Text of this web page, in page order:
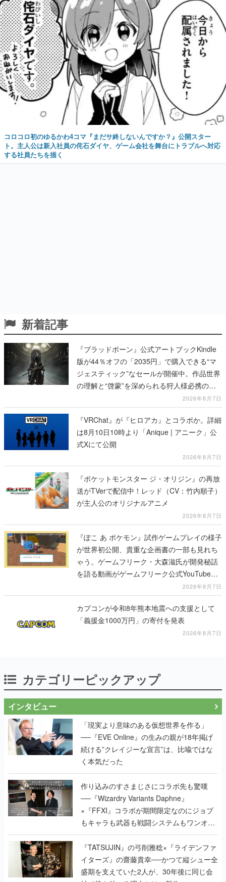
コロコロ初のゆるかわ4コマ『まだサ終しないんですか？』公開スター
ト。主人公は新入社員の侘石ダイヤ、ゲーム会社を舞台にトラブルへ対応
する社員たちを描く
新着記事
『ブラッドボーン』公式アートブックKindle
版が44％オフの「2035円」で購入できる“マ
ジェスティック”なセールが開催中。作品世界
の理解と“啓蒙”を深められる狩人様必携の一
2026年8月7日
『VRChat』が『ヒロアカ』とコラボか。詳細
は8月10日10時より「Anique | アニーク」公
式Xにて公開
2026年8月7日
『ポケットモンスター ジ・オリジン』の再放
送がTVerで配信中！レッド（CV：竹内順子）
が主人公のオリジナルアニメ
2026年8月7日
『ぽこ あ ポケモン』試作ゲームプレイの様子
が世界初公開、貴重な企画書の一部も見れち
ゃう。ゲームフリーク・大森滋氏が開発秘話
を語る動画がゲームフリーク公式YouTubeで
2026年8月7日
カプコンが令和8年熊本地震への支援として
「義援金1000万円」の寄付を発表
2026年8月7日
カテゴリーピックアップ
インタビュー
「現実より意味のある仮想世界を作る」
──『EVE Online』の生みの親が18年掲げ
続ける”クレイジーな宣言”は、比喩ではな
く本気だった
作り込みのすさまじさにコラボ先も驚嘆
──『Wizardry Variants Daphne』
×『FFXI』コラボが期間限定なのにジョブ
もキャラも武器も戦闘システムもワンオフ
で作り込まれた理由を両ディレクターに聞
く
『TATSUJIN』の弓削雅稔×『ライデンファ
イターズ』の齋藤貴幸──かつて縦シュー全
盛期を支えていた2人が、30年後に同じ会